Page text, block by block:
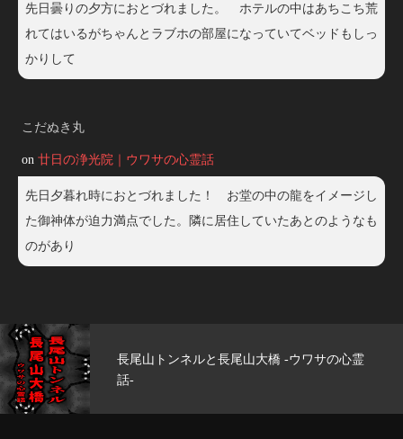
先日曇りの夕方におとづれました。 ホテルの中はあちこち荒
れてはいるがちゃんとラブホの部屋になっていてベッドもしっ
かりして
こだぬき丸
on 廿日の浄光院｜ウワサの心霊話
先日夕暮れ時におとづれました！ お堂の中の龍をイメージし
た御神体が迫力満点でした。隣に居住していたあとのようなも
のがあり
長尾山トンネルと長尾山大橋 -ウワサの心霊
話-